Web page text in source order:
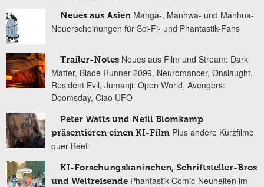
Neues aus Asien Manga-, Manhwa- und Manhua-
Neuerscheinungen für Sci-Fi- und Phantastik-Fans
Trailer-Notes Neues aus Film und Stream: Dark
Matter, Blade Runner 2099, Neuromancer, Onslaught,
Resident Evil, Jumanji: Open World, Avengers:
Doomsday, Ciao UFO
Peter Watts und Neill Blomkamp
präsentieren einen KI-Film Plus andere Kurzfilme
quer Beet
KI-Forschungskaninchen, Schriftsteller-Bros
und Weltreisende Phantastik-Comic-Neuheiten im